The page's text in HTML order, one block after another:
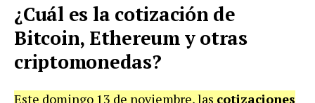
¿Cuál es la cotización de
Bitcoin, Ethereum y otras
criptomonedas?
Este domingo 13 de noviembre, las cotizaciones